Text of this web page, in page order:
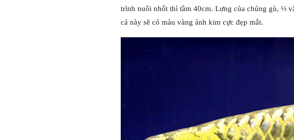
trình nuôi nhốt thì tầm 40cm. Lưng của chúng gù, ⅓
cá này sẽ có màu vàng ánh kim cực đẹp mắt.